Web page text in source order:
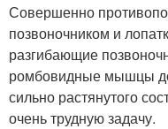
Совершенно
позвоночником и
разгибающие
ромбовидные мышцы
сильно растянутого
очень трудную задачу.